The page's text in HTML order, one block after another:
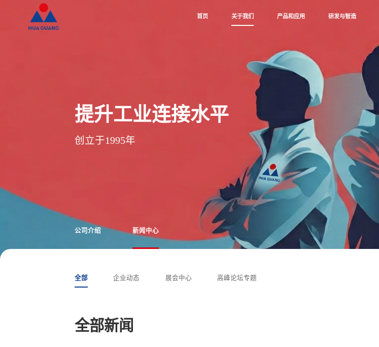
首页 关于我们 产品和应用 研发与智造
提升工业连接水平
创立于1995年
公司介绍 新闻中心
全部 企业动态 展会中心 高峰论坛专题
全部新闻